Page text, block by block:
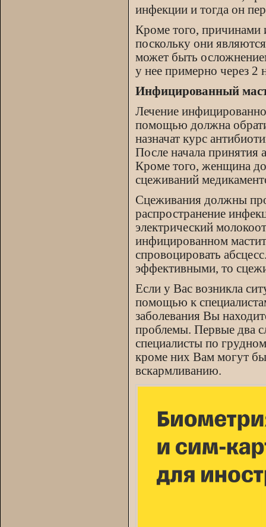
инфекции и тогда он
Кроме того, причинами
поскольку они
может быть
у нее примерно через 2
Инфицированный
Лечение
помощью должна
назначат курс
После начала принятия
Кроме того, женщина
сцеживаний
Сцеживания должны
распространение
электрический
инфицированном
спровоцировать
эффективными, то
Если у Вас возникла
помощью к
заболевания Вы
проблемы. Первые два
специалисты по
кроме них Вам могут
вскармливанию.